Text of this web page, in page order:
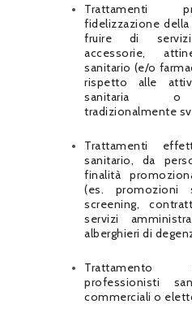
Trattamenti
fidelizzazione
fruire di
accessorie,
sanitario (e/o
rispetto alle
sanitaria o
tradizionalmente
Trattamenti
sanitario, da
finalità
(es. promozioni
screening,
servizi
alberghieri di
professionisti
commerciali o